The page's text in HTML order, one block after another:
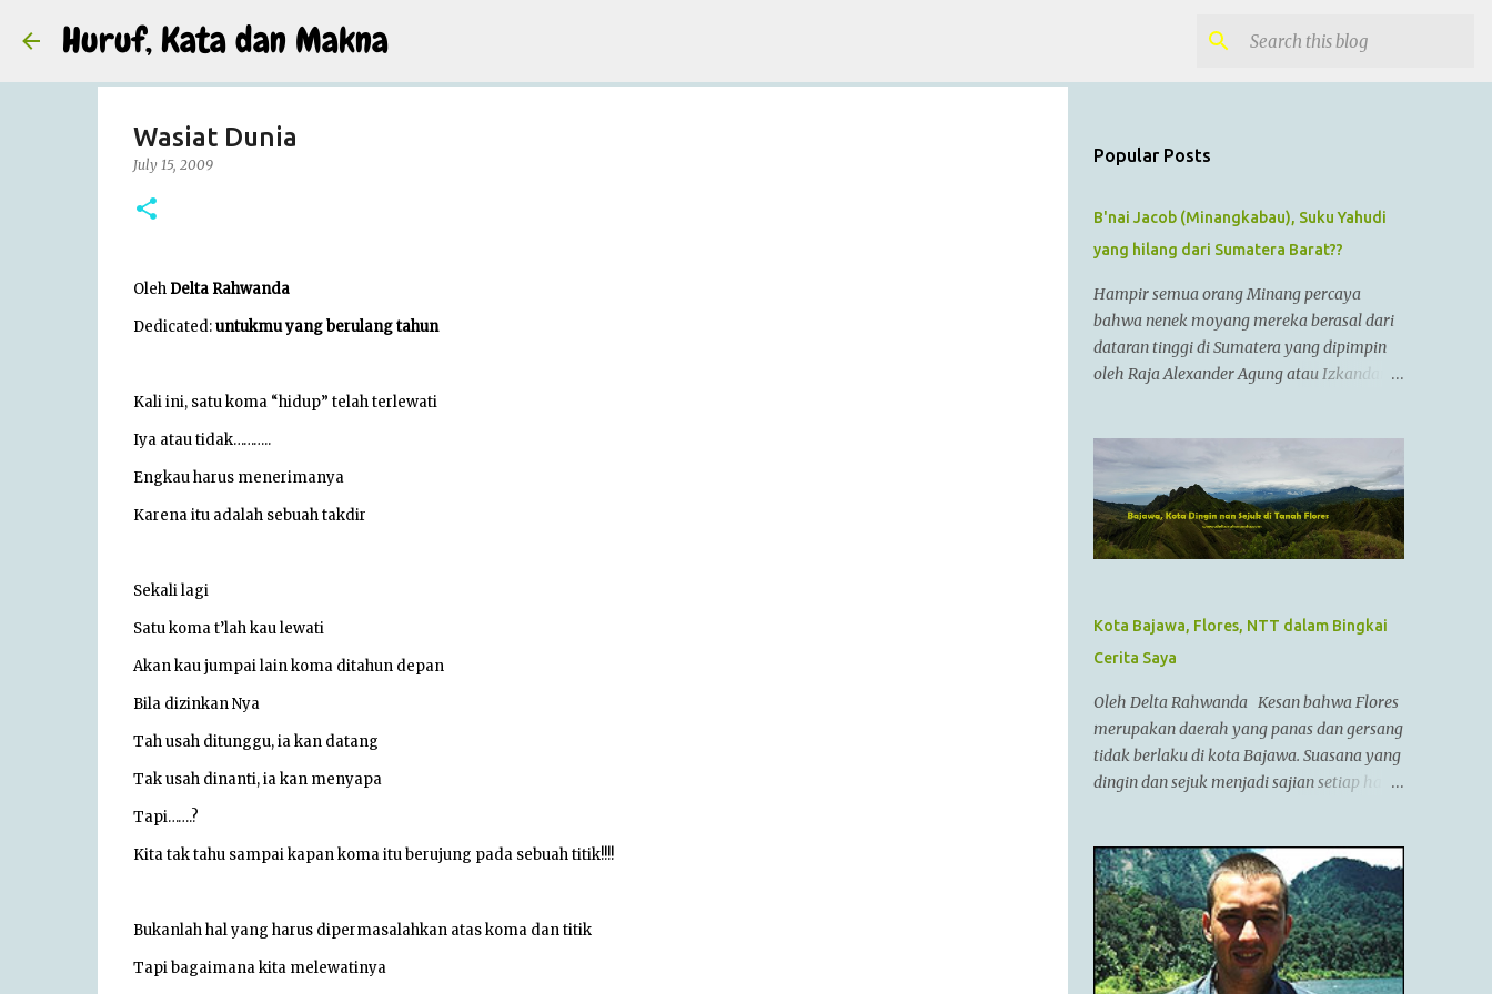
Huruf, Kata dan Makna
Wasiat Dunia
July 15, 2009
Oleh Delta Rahwanda
Dedicated:untukmu yang berulang tahun
Kali ini, satu koma “hidup” telah terlewati
Iya atau tidak………..
Engkau harus menerimanya
Karena itu adalah sebuah takdir
Sekali lagi
Satu koma t’lah kau lewati
Akan kau jumpai lain koma ditahun depan
Bila dizinkan Nya
Tah usah ditunggu, ia kan datang
Tak usah dinanti, ia kan menyapa
Tapi…….?
Kita tak tahu sampai kapan koma itu berujung pada sebuah titik!!!!
Bukanlah hal yang harus dipermasalahkan atas koma dan titik
Tapi bagaimana kita melewatinya
Popular Posts
B'nai Jacob (Minangkabau), Suku Yahudi
yang hilang dari Sumatera Barat??
Hampir semua orang Minang percaya
bahwa nenek moyang mereka berasal dari
dataran tinggi di Sumatera yang dipimpin
oleh Raja Alexander Agung atau Izkandar
323 SM Dia juga dikenal sebagai Raja
Alexander III dari Macedonia, seorang
pemimpin militer yang paling berhasil
sepanjang zaman dan dianggap tidak bisa
dikalahkan dalam setiap pertempuran. Di
kebanyakan daerah yang sudah dikenal.
Ayahnya adalah Philip II yang menyatukan
kebanyakan kota2 di dataran utama Yunani
dalam kepemerintahan Macedonian dalam
sebuah Negara federasi yang disebut
Persatuan Corinth (League of Corinth) Raja
Alexander menguasai daerah2 termasuk
memperluas batas2 imperiumnya sejauh
Punjab,India. Menurut AlQuran, Zulkarnain
juga sempat mengunjungi China dan
membantu membangun Tembok Besar
China Alexander menyatukan ban...
Kota Bajawa, Flores, NTT dalam Bingkai
Cerita Saya
Oleh Delta Rahwanda Kesan bahwa Flores
merupakan daerah yang panas dan gersang
tidak berlaku di kota Bajawa. Suasana yang
dingin dan sejuk menjadi sajian setiap hari
Bajawa. Bajawa merupakan ibukota
kabupaten Ngada yang sedang bergeliat
bangkit bersaing dengan kota-kota lain di
Flores seperti Ruteng, Maumere, Ende dan
lainnya. Kota yang terletak di antara bukit-